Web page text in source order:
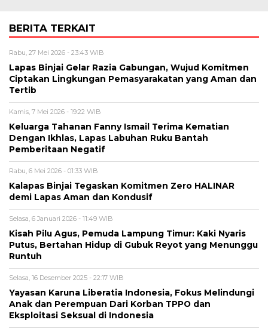
BERITA TERKAIT
Rabu, 27 Mei 2026 - 23:43 WIB
Lapas Binjai Gelar Razia Gabungan, Wujud Komitmen
Ciptakan Lingkungan Pemasyarakatan yang Aman dan
Tertib
Kamis, 7 Mei 2026 - 19:22 WIB
Keluarga Tahanan Fanny Ismail Terima Kematian
Dengan Ikhlas, Lapas Labuhan Ruku Bantah
Pemberitaan Negatif
Rabu, 6 Mei 2026 - 01:33 WIB
Kalapas Binjai Tegaskan Komitmen Zero HALINAR
demi Lapas Aman dan Kondusif
Selasa, 6 Januari 2026 - 11:49 WIB
Kisah Pilu Agus, Pemuda Lampung Timur: Kaki Nyaris
Putus, Bertahan Hidup di Gubuk Reyot yang Menunggu
Runtuh
Selasa, 16 Desember 2025 - 22:17 WIB
Yayasan Karuna Liberatia Indonesia, Fokus Melindungi
Anak dan Perempuan Dari Korban TPPO dan
Eksploitasi Seksual di Indonesia